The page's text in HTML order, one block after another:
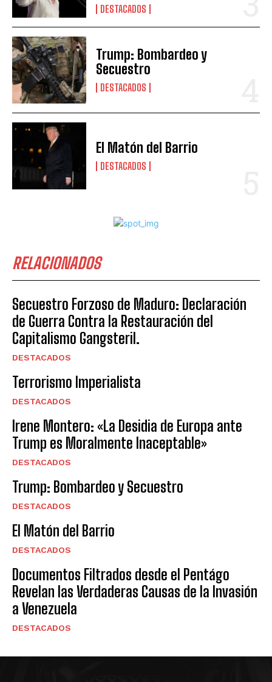
DESTACADOS
Trump: Bombardeo y
Secuestro
DESTACADOS
El Matón del Barrio
DESTACADOS
RELACIONADOS
Secuestro Forzoso de Maduro: Declaración
de Guerra Contra la Restauración del
Capitalismo Gangsteril.
DESTACADOS
Terrorismo Imperialista
DESTACADOS
Irene Montero: «La Desidia de Europa ante
Trump es Moralmente Inaceptable»
DESTACADOS
Trump: Bombardeo y Secuestro
DESTACADOS
El Matón del Barrio
DESTACADOS
Documentos Filtrados desde el Pentágo
Revelan las Verdaderas Causas de la Invasión
a Venezuela
DESTACADOS